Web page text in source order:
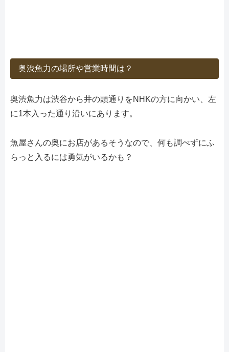
奥渋魚力の場所や営業時間は？
奥渋魚力は渋谷から井の頭通りをNHKの方に向かい、左
に1本入った通り沿いにあります。
魚屋さんの奥にお店があるそうなので、何も調べずにふ
らっと入るには勇気がいるかも？